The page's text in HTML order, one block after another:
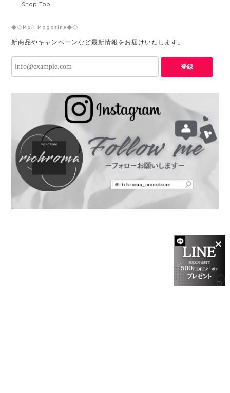
✕
Shop Top
◆◇Mail Magazine◆◇
新商品やキャンペーンなど最新情報をお届けいたします。
登録